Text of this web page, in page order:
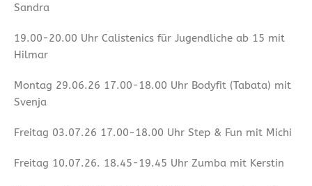
Sandra
19.00-20.00 Uhr Calistenics für Jugendliche ab 15 mit
Hilmar
Montag 29.06.26 17.00-18.00 Uhr Bodyfit (Tabata) mit
Svenja
Freitag 03.07.26 17.00-18.00 Uhr Step & Fun mit Michi
Freitag 10.07.26. 18.45-19.45 Uhr Zumba mit Kerstin